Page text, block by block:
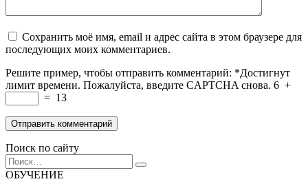
Сохранить моё имя, email и адрес сайта в этом браузере для
последующих моих комментариев.
Решите пример, чтобы отправить комментарий: *Достигнут
лимит времени. Пожалуйста, введите CAPTCHA снова. 6 +
= 13
Поиск по сайту
Search
for:
ОБУЧЕНИЕ